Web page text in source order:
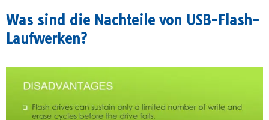
Was sind die Nachteile von USB-Flash-
Laufwerken?